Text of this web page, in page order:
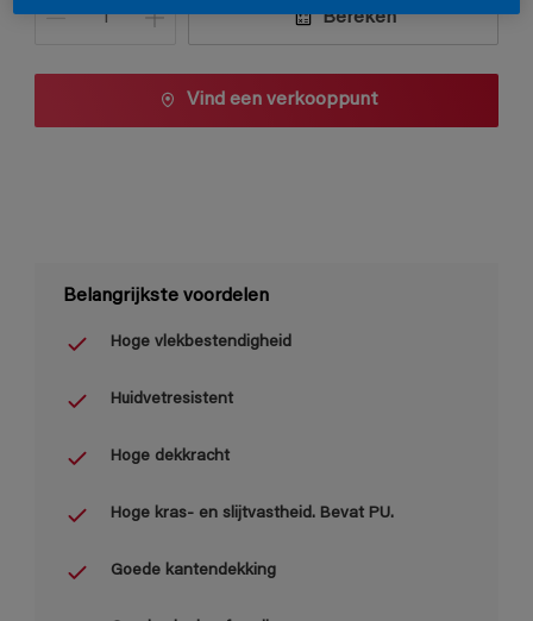
Bereken
Vind een verkooppunt
Belangrijkste voordelen
Hoge vlekbestendigheid
Huidvetresistent
Hoge dekkracht
Hoge kras- en slijtvastheid. Bevat PU.
Goede kantendekking